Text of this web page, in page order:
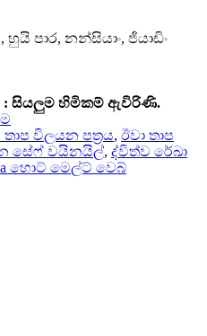
හුයි පාර, නන්සියාං, ජියාඩිං
: සියලුම හිමිකම් ඇවිරිණි.
විලයන පත්‍රය, ඊවා තාප
සේෆ් වයිනයිල්, ද්විත්ව රේඛා
හොට් මෙල්ට් වෙබ්